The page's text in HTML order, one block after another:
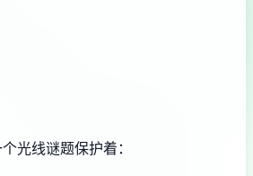
光线谜题保护着：